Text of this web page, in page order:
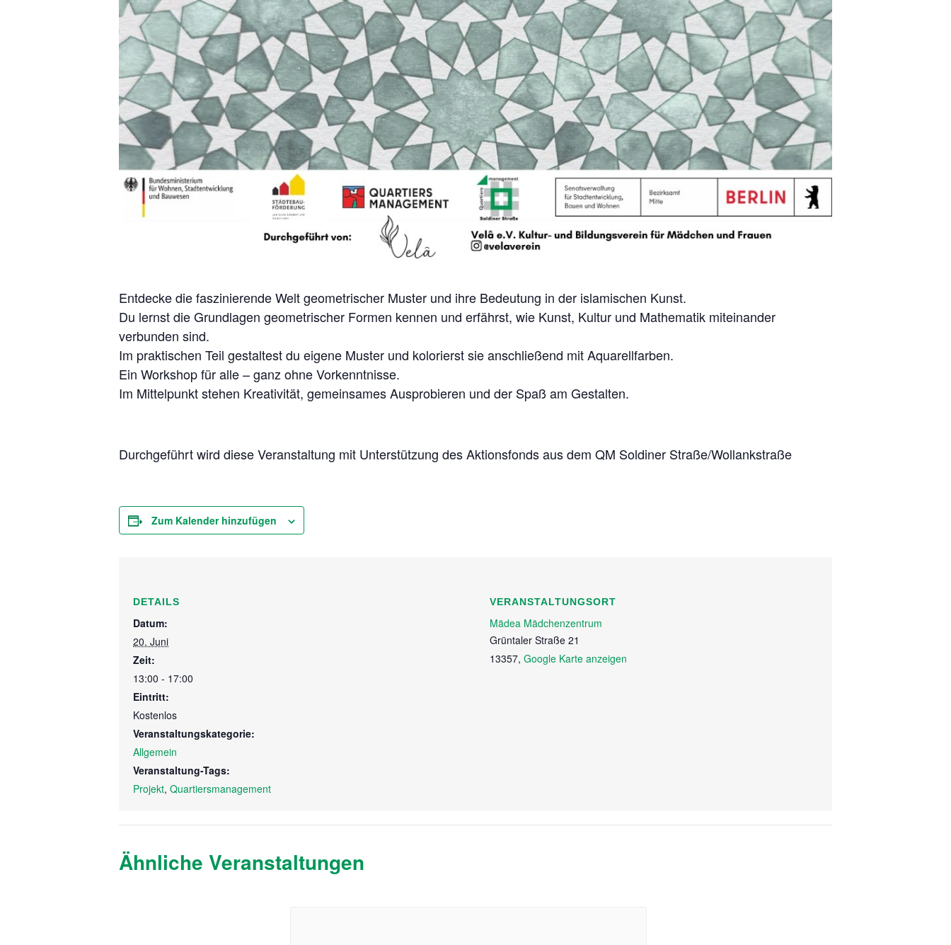
Entdecke die faszinierende Welt geometrischer Muster und ihre Bedeutung in der islamischen Kunst.
Du lernst die Grundlagen geometrischer Formen kennen und erfährst, wie Kunst, Kultur und Mathematik miteinander
verbunden sind.
Im praktischen Teil gestaltest du eigene Muster und kolorierst sie anschließend mit Aquarellfarben.
Ein Workshop für alle – ganz ohne Vorkenntnisse.
Im Mittelpunkt stehen Kreativität, gemeinsames Ausprobieren und der Spaß am Gestalten.
Durchgeführt wird diese Veranstaltung mit Unterstützung des Aktionsfonds aus dem QM Soldiner Straße/Wollankstraße
Zum Kalender hinzufügen
DETAILS
Datum:
20. Juni
Zeit:
13:00 - 17:00
Eintritt:
Kostenlos
Veranstaltungskategorie:
Allgemein
Veranstaltung-Tags:
Projekt, Quartiersmanagement
VERANSTALTUNGSORT
Mädea Mädchenzentrum
Grüntaler Straße 21
13357, Google Karte anzeigen
Ähnliche Veranstaltungen